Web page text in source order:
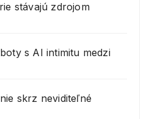
stávajú zdrojom
s AI intimitu medzi
skrz neviditeľné